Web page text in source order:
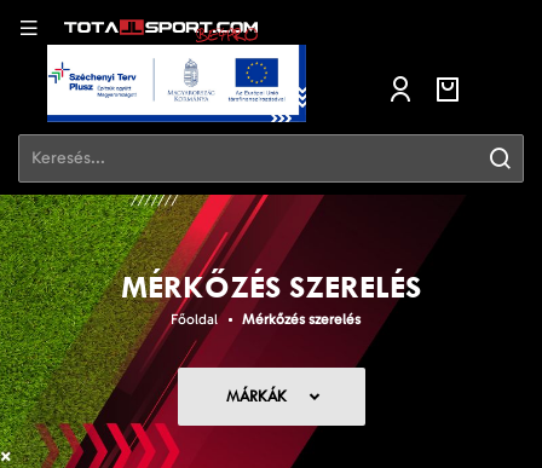
MÉRKŐZÉS SZERELÉS
Főoldal Mérkőzés szerelés
MÁRKÁK